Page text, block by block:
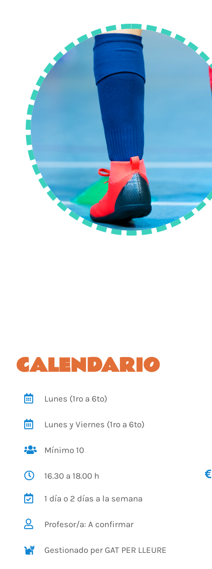
CALENDARIO
Lunes (1ro a 6to)
Lunes y Viernes (1ro a 6to)
Mínimo 10
16.30 a 18.00 h
1 día o 2 días a la semana
Profesor/a: A confirmar
Gestionado per GAT PER LLEURE